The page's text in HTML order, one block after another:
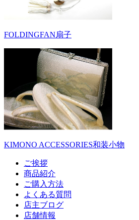
FOLDINGFAN扇子
KIMONO ACCESSORIES和装小物
ご挨拶
商品紹介
ご購入方法
よくある質問
店主ブログ
店舗情報